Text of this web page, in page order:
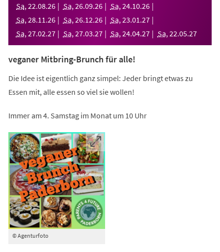
Sa, 22.08.26 Sa, 26.09.26 Sa, 24.10.26
Sa, 28.11 .26 Sa, 26.12.26 Sa, 23.01 .27
Sa, 27.02.27 Sa, 27.03.27 Sa, 24.04.27 Sa, 22.05.27
veganer Mitbring-Brunch für alle!
Die Idee ist eigentlich ganz simpel: Jeder bringt etwas zu
Essen mit, alle essen so viel sie wollen!
Immer am 4. Samstag im Monat um 10 Uhr
© Agenturfoto